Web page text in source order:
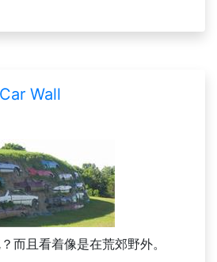
Wall
而且看着像是在荒郊野外。